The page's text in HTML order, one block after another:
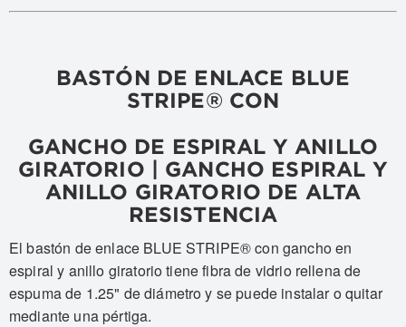
BASTÓN DE ENLACE BLUE
STRIPE® CON
GANCHO DE ESPIRAL Y ANILLO
GIRATORIO | GANCHO ESPIRAL Y
ANILLO GIRATORIO DE ALTA
RESISTENCIA
El bastón de enlace BLUE STRIPE® con gancho en
espiral y anillo giratorio tiene fibra de vidrio rellena de
espuma de 1.25" de diámetro y se puede instalar o quitar
mediante una pértiga.